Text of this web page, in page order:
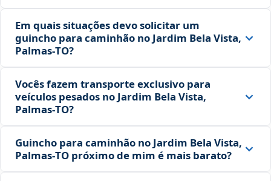
Em quais situações devo solicitar um
guincho para caminhão no Jardim Bela Vista,
Palmas‑TO?
Vocês fazem transporte exclusivo para
veículos pesados no Jardim Bela Vista,
Palmas‑TO?
Guincho para caminhão no Jardim Bela Vista,
Palmas‑TO próximo de mim é mais barato?